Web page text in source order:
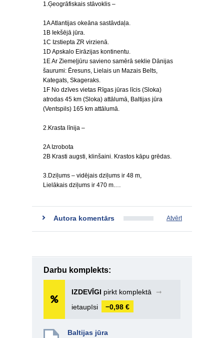
1.Ģeogrāfiskais stāvoklis –
1A Atlantijas okeāna sastāvdaļa.
1B Iekšējā jūra.
1C Izstiepta ZR virzienā.
1D Apskalo Eirāzijas kontinentu.
1E Ar Ziemeļjūru savieno samērā seklie Dānijas
šaurumi: Ēresuns, Lielais un Mazais Belts,
Kategats, Skageraks.
1F No dzīves vietas Rīgas jūras līcis (Sloka)
atrodas 45 km (Sloka) attālumā, Baltijas jūra
(Ventspils) 165 km attālumā.
2.Krasta līnija –
2A Izrobota
2B Krasti augsti, klinšaini. Krastos kāpu grēdas.
3.Dziļums – vidējais dziļums ir 48 m,
Lielākais dziļums ir 470 m.…
Autora komentārs Atvērt
Darbu komplekts:
IZDEVĪGI pirkt komplektā
➞
ietaupīsi
−0,98 €
Baltijas jūra